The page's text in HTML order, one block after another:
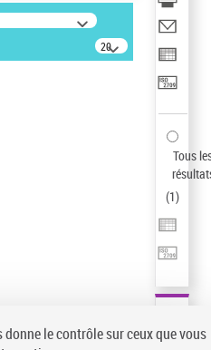
20
résultats/page
Tous
(1)
le contrôle sur ceux que vous